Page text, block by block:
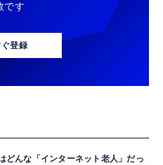
です
登録
どんな「インターネット老人」だっ